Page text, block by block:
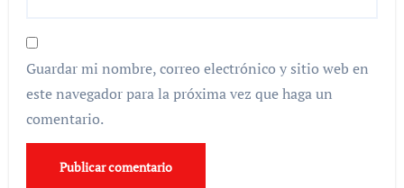
Guardar mi nombre, correo electrónico y sitio web en
este navegador para la próxima vez que haga un
comentario.